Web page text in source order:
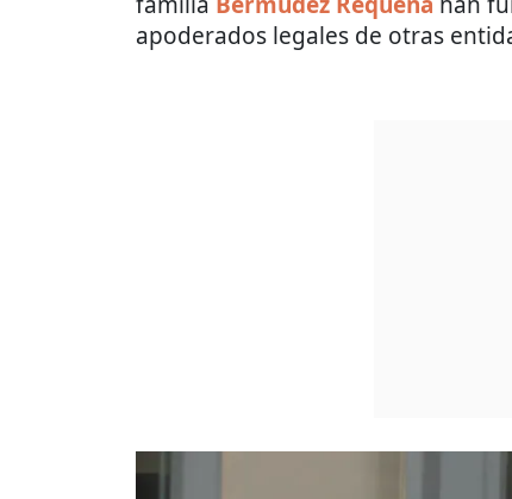
apoderados legales de otras